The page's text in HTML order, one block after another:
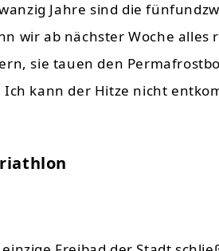
Jahre sind die
wir ab nächster Woche
sie tauen den
kann der Hitze nicht